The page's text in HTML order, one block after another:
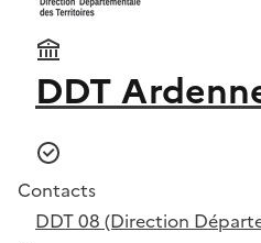
DDT
Contacts
DDT 08 (Direction